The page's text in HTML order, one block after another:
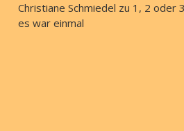
Christiane Schmiedel zu 1, 2 oder
es war einmal